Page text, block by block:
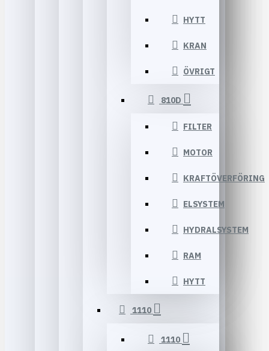
HYTT
KRAN
ÖVRIGT
810D
FILTER
MOTOR
KRAFTÖVERFÖRING
ELSYSTEM
HYDRALSYSTEM
RAM
HYTT
1110
1110